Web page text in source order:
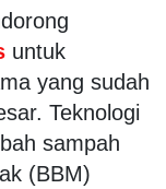
untuk
yang sudah
Teknologi
sampah
(BBM)